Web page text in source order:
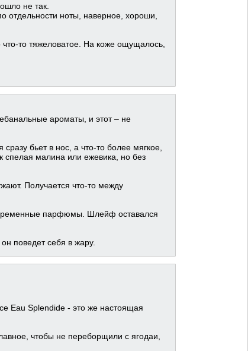
не так.
отдельности ноты, наверное, хороши,
то тяжеловатое. На коже ощущалось,
ароматы, и этот – не
бьет в нос, а что-то более мягкое,
спелая малина или ежевика, но без
Получается что-то между
парфюмы. Шлейф оставался
поведет себя в жару.
Eau Splendide - это же настоящая
чтобы не переборщили с ягодаи,